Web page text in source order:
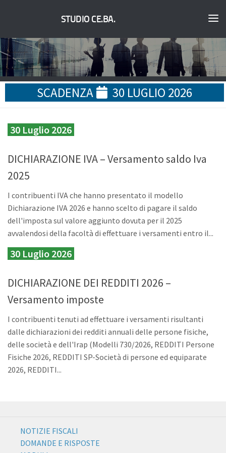
STUDIO CE.BA.
SCADENZA 30 LUGLIO 2026
30 Luglio 2026
DICHIARAZIONE IVA – Versamento saldo Iva
2025
I contribuenti IVA che hanno presentato il modello
Dichiarazione IVA 2026 e hanno scelto di pagare il saldo
dell'imposta sul valore aggiunto dovuta per il 2025
avvalendosi della facoltà di effettuare i versamenti entro il...
30 Luglio 2026
DICHIARAZIONE DEI REDDITI 2026 –
Versamento imposte
I contribuenti tenuti ad effettuare i versamenti risultanti
dalle dichiarazioni dei redditi annuali delle persone fisiche,
delle società e dell'Irap (Modelli 730/2026, REDDITI Persone
Fisiche 2026, REDDITI SP-Società di persone ed equiparate
2026, REDDITI...
NOTIZIE FISCALI
DOMANDE E RISPOSTE